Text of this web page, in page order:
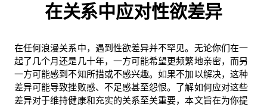
在关系中应对性欲差异
在任何浪漫关系中，遇到性欲差异并不罕见。无论你们在一
起了几个月还是几十年，一方可能希望更频繁地亲密，而另
一方可能感到不知所措或不感兴趣。如果不加以解决，这种
差异可能导致挫败感、不足感甚至怨恨。了解如何应对这些
差异对于维持健康和充实的关系至关重要，本文旨在为你提